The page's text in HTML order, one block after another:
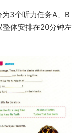
为3个听力任务A、B
体安排在20分钟左